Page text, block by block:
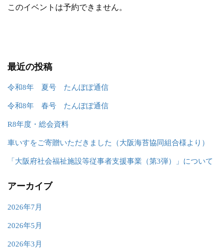
このイベントは予約できません。
最近の投稿
令和8年 夏号 たんぽぽ通信
令和8年 春号 たんぽぽ通信
R8年度・総会資料
車いすをご寄贈いただきました（大阪海苔協同組合様より）
「大阪府社会福祉施設等従事者支援事業（第3弾）」について
アーカイブ
2026年7月
2026年5月
2026年3月